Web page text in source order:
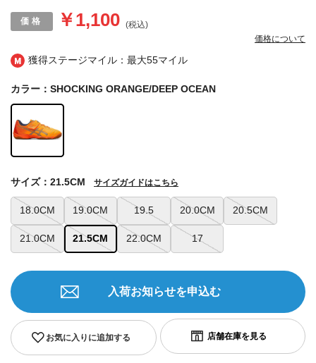
獲得ステージマイル：最大55マイル
￥1,100 (税込)
価格について
カラー：SHOCKING ORANGE/DEEP OCEAN
18.0CM 19.0CM 19.5 20.0CM 20.5CM
21.0CM 21.5CM 22.0CM 17
サイズ：21.5CM サイズガイドはこちら
お気に入りに追加する
入荷お知らせを申込む